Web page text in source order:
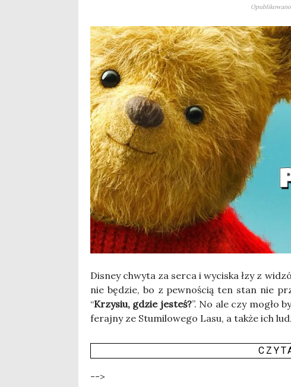
Disney chwy­ta za ser­ca i wyci­ska łzy z
nie będzie, bo z pew­no­ścią ten stan nie
“Krzy­siu, gdzie jesteś?”. No ale czy mogło
feraj­ny ze Stu­mi­lo­we­go Lasu, a tak­że ich
-->